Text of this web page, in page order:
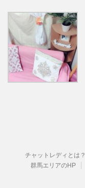
チャットレディとは？
群馬エリアのHP